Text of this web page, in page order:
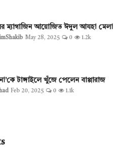
ম্যাগাজিন আয়োজিত ঈদুল আযহা মেলা
May 28, 2025 0 1.2k
টাঙ্গাইলে খুঁজে পেলেন বাপ্পারাজ
Feb 20, 2025 0 1.1k